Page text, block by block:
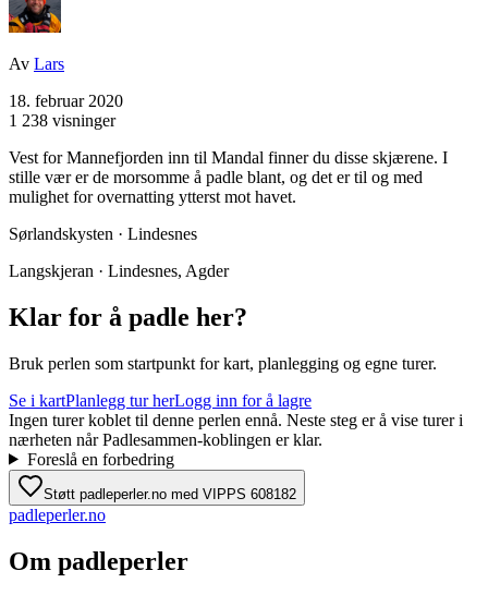
Av Lars
18. februar 2020
1 238 visninger
Vest for Mannefjorden inn til Mandal finner du disse skjærene. I
stille vær er de morsomme å padle blant, og det er til og med
mulighet for overnatting ytterst mot havet.
Sørlandskysten · Lindesnes
Langskjeran · Lindesnes, Agder
Klar for å padle her?
Bruk perlen som startpunkt for kart, planlegging og egne turer.
Se i kartPlanlegg tur herLogg inn for å lagre
Ingen turer koblet til denne perlen ennå. Neste steg er å vise turer i
nærheten når Padlesammen-koblingen er klar.
Foreslå en forbedring
Støtt padleperler.no med VIPPS 608182
padleperler.no
Om padleperler